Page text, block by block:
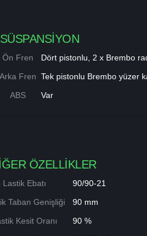
Ön Fren
Dört pistonlu, 2 x Brembo
Arka Fren Tek pistonlu Brembo yüzer
ABS Var
ÖZELLİKLER
Lastik Ebatı
90/90-21
Taban Genişliği
90 mm
Kesit Oranı
90 %